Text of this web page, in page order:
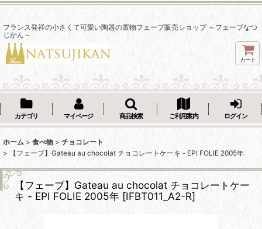
フランス発祥の小さくて可愛い陶器の置物フェーブ販売ショップ ～フェーブなつ
じかん～
カート
カテゴリ マイページ 商品検索 ご利用案内 ログイン
ホーム > 食べ物 > チョコレート
>
【フェーブ】Gateau au chocolat チョコレートケーキ - EPI FOLIE 2005年
【フェーブ】Gateau au chocolat チョコレートケー
キ - EPI FOLIE 2005年 [IFBT011_A2-R]